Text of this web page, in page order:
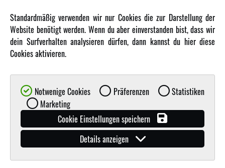
Amewi Construction - Nutzfahrzeuge
Malinos - Die kreative Seite von Amewi
Werden Sie Amewi Händler
© Copyright 2019 - 2026 Amewi Trade GmbH - Alle Rechte vorbehalten |Impressum| Der
Standardmäßig verwenden wir nur Cookies die zur Darstellung der
Website benötigt werden. Wenn du aber einverstanden bist, dass wir
dein Surfverhalten analysieren dürfen, dann kannst du hier diese
Cookies aktivieren.
Notwenige Cookies Präferenzen
Statistiken
Marketing
Cookie Einstellungen speichern
Details anzeigen